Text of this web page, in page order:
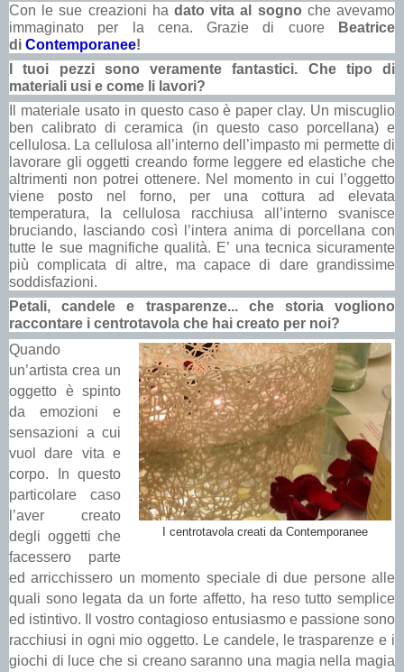
Con le sue creazioni ha dato vita al sogno che avevamo
immaginato per la cena. Grazie di cuoreBeatrice
di Contemporanee!
I tuoi pezzi sono veramente fantastici. Che tipo di
materiali usi e come li lavori?
Il materiale usato in questo caso è paper clay. Un miscuglio
ben calibrato di ceramica (in questo caso porcellana) e
cellulosa. La cellulosa all’interno dell’impasto mi permette di
lavorare gli oggetti creando forme leggere ed elastiche che
altrimenti non potrei ottenere. Nel momento in cui l’oggetto
viene posto nel forno, per una cottura ad elevata
temperatura, la cellulosa racchiusa all’interno svanisce
bruciando, lasciando così l’intera anima di porcellana con
tutte le sue magnifiche qualità. E’ una tecnica sicuramente
più complicata di altre, ma capace di dare grandissime
soddisfazioni.
Petali, candele e trasparenze... che storia vogliono
raccontare i centrotavola che hai creato per noi?
I centrotavola creati da Contemporanee
Quando
un’artista crea un
oggetto è spinto
da emozioni e
sensazioni a cui
vuol dare vita e
corpo. In questo
particolare caso
l’aver creato
degli oggetti che
facessero parte
ed arricchissero un momento speciale di due persone alle
quali sono legata da un forte affetto, ha reso tutto semplice
ed istintivo. Il vostro contagioso entusiasmo e passione sono
racchiusi in ogni mio oggetto. Le candele, le trasparenze e i
giochi di luce che si creano saranno una magia nella magia